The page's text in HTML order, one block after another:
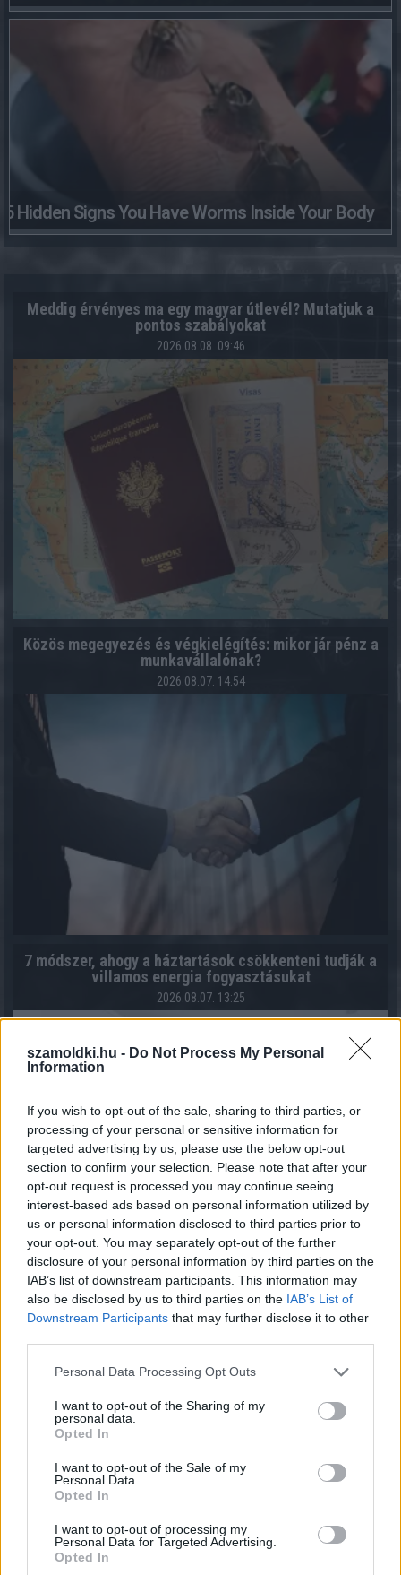
szamoldki.hu - Do Not Process My Personal
Information
If you wish to opt-out of the sale, sharing to third parties, or
processing of your personal or sensitive information for
targeted advertising by us, please use the below opt-out
section to confirm your selection. Please note that after your
opt-out request is processed you may continue seeing
interest-based ads based on personal information utilized by
us or personal information disclosed to third parties prior to
your opt-out. You may separately opt-out of the further
disclosure of your personal information by third parties on the
IAB’s list of downstream participants. This information may
also be disclosed by us to third parties on the IAB’s List of
Downstream Participants that may further disclose it to other
Please note that this website/app uses one or more Google
not limited to your visit or usage behaviour. You may click to
grant or deny consent to Google and its third-party tags to
use your data for below specified purposes in below Google
consent section.
Personal Data Processing Opt Outs
I want to opt-out of the Sharing of my
personal data.
Opted In
I want to opt-out of the Sale of my
Personal Data.
Opted In
I want to opt-out of processing my
Personal Data for Targeted Advertising.
Opted In
5 Hidden Signs You Have Worms Inside Your Body
Meddig érvényes ma egy magyar útlevél? Mutatjuk a
pontos szabályokat
2026.08.08. 09:46
Közös megegyezés és végkielégítés: mikor jár pénz a
munkavállalónak?
2026.08.07. 14:54
7 módszer, ahogy a háztartások csökkenteni tudják a
villamos energia fogyasztásukat
2026.08.07. 13:25
1 éves műszaki vizsga: ezért szigorúbb a taxisok,
mentők és személyszállító járművek ellenőrzése
2026.08.07. 13:12